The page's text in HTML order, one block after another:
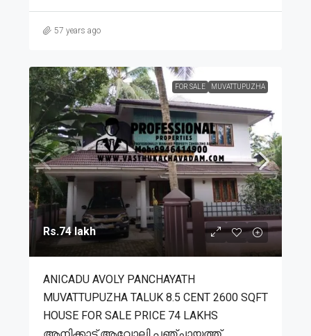
57 years ago
FOR SALE MUVATTUPUZHA
Rs.74 lakh
ANICADU AVOLY PANCHAYATH
MUVATTUPUZHA TALUK 8.5 CENT 2600 SQFT
HOUSE FOR SALE PRICE 74 LAKHS
ആനിക്കാട് ആവോലി പഞ്ചായത്ത്